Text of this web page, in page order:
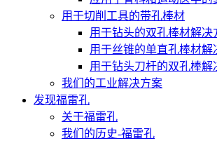
用于切削工具的带孔棒材
用于钻头的双孔棒材解决
用于丝锥的单直孔棒材解
用于钻头刀杆的双孔棒解
我们的工业解决方案
发现福雷孔
关于福雷孔
我们的历史-福雷孔